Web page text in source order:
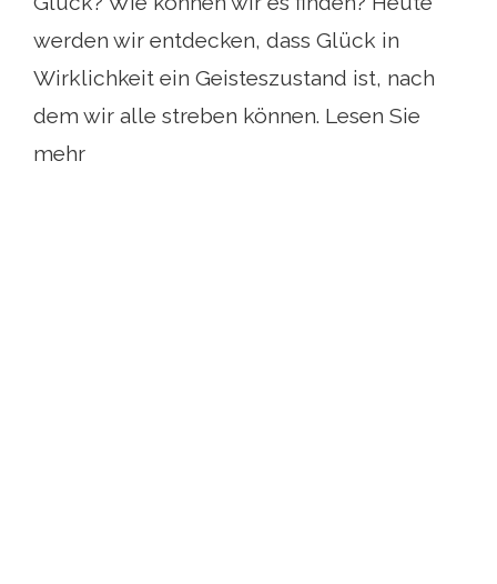
werden wir entdecken, dass Glück in
Wirklichkeit ein Geisteszustand ist, nach
dem wir alle streben können. Lesen Sie
mehr